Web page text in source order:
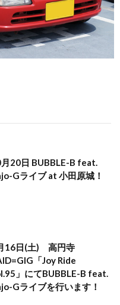
20日 BUBBLE-B feat.
Gライブ at 小田原城！
16日(土) 高円寺
「Joy Ride
」にてBUBBLE-B feat.
Gライブを行います！